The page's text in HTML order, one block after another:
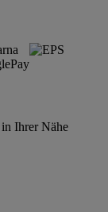
Ihrer Nähe